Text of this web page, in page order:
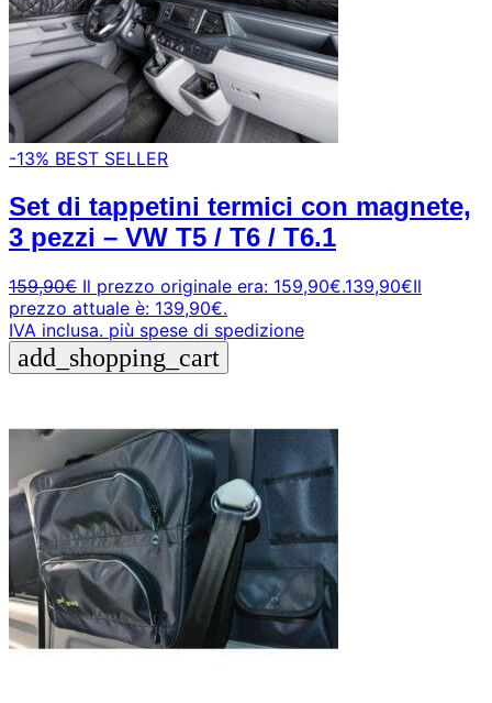
-13% BEST SELLER
Set di tappetini termici con magnete,
3 pezzi – VW T5 / T6 / T6.1
159,90€ Il prezzo originale era: 159,90€.139,90€Il
prezzo attuale è: 139,90€.
IVA inclusa. più spese di spedizione
add_shopping_cart